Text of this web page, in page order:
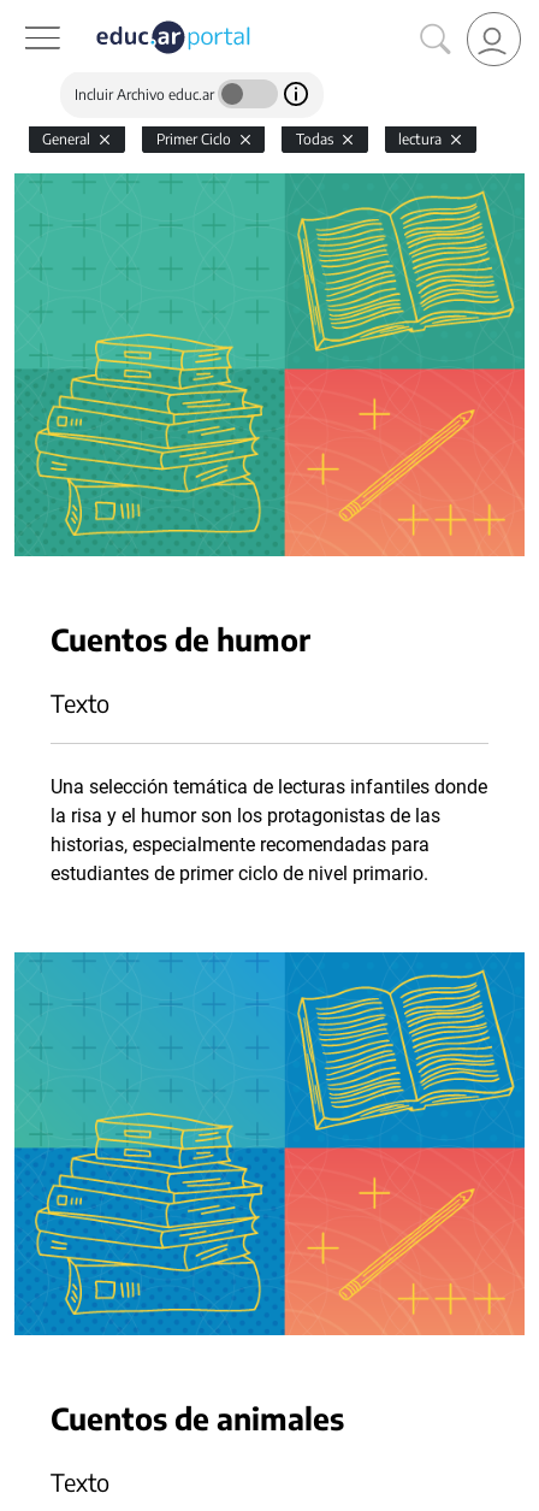
Incluir Archivo educ.ar
General Primer Ciclo Todas lectura
Cuentos de humor
Texto
Una selección temática de lecturas infantiles donde
la risa y el humor son los protagonistas de las
historias, especialmente recomendadas para
estudiantes de primer ciclo de nivel primario.
Cuentos de animales
Texto